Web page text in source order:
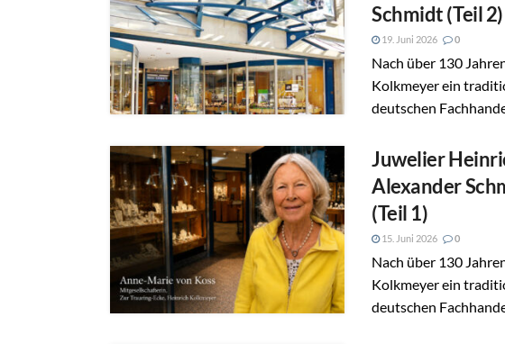
Schmidt (Teil 2)
19. Juni 2026 0
Nach über 130
Kolkmeyer ein
deutschen
Juwelier
Alexander
(Teil 1)
15. Juni 2026 0
Nach über 130
Kolkmeyer ein
deutschen